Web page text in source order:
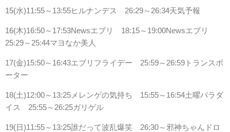
15(水)11:55～13:55ヒルナンデス 26:29～26:34天気予報
16(木)16:50～17:53Newsエブリ 18:15～19:00Newsエブリ
25:29～25:44マヨなか美人
17(金)15:50～16:43エブリフライデー 25:59～26:59トランスポ
ーター
18(土)12:00～13:25メレンゲの気持ち 15:55～16:54土曜パラダ
イス 25:55～26:25ガリゲル
19(日)11:55～13:25誰だって波乱爆笑 26:30～邪神ちゃんドロ